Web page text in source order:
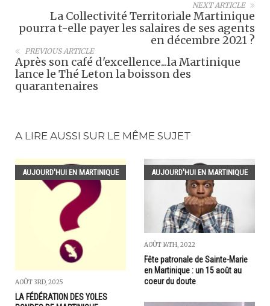
NEXT ARTICLE
La Collectivité Territoriale Martinique
pourra t-elle payer les salaires de ses agents
en décembre 2021 ?
PREVIOUS ARTICLE
Après son café d'excellence...la Martinique
lance le Thé Leton la boisson des
quarantenaires
A LIRE AUSSI SUR LE MÊME SUJET
AUJOURD'HUI EN MARTINIQUE
AOÛT 3RD, 2025
LA FÉDÉRATION DES YOLES
AUJOURD'HUI EN MARTINIQUE
AOÛT 14TH, 2022
Fête patronale de Sainte-Marie
en Martinique : un 15 août au
coeur du doute